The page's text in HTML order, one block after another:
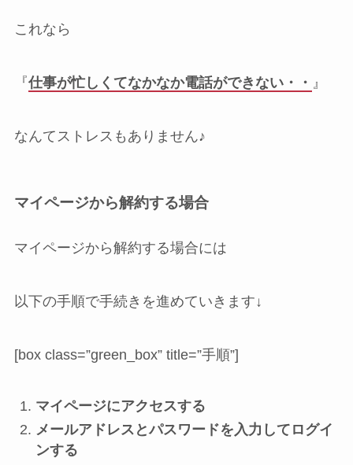
これなら
『仕事が忙しくてなかなか電話ができない・・ 』
なんてストレスもありません♪
マイページから解約する場合
マイページから解約する場合には
以下の手順で手続きを進めていきます↓
[box class=”green_box” title=”手順”]
マイページにアクセスする
メールアドレスとパスワードを入力してログイ
ンする